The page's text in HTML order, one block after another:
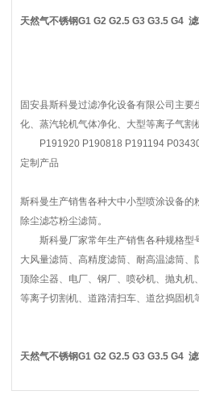
天然气不锈钢G1 G2 G2.5 G3 G3.5 G4
固安县斯科曼过滤净化设备有限公司主
化、蒸汽轮机气体净化、大型等离子气
P191920 P190818 P191194
定制产品
斯科曼生产销售各种大中小型喷涂设备
除尘滤芯粉尘滤筒。
斯科曼厂家常年生产销售各种规格型
大风量滤筒、高精度滤筒、耐高温滤筒
顶除尘器、电厂、钢厂、喷砂机、抛丸
等离子切割机、道路清扫车、道岔捣固机
天然气不锈钢G1 G2 G2.5 G3 G3.5 G4